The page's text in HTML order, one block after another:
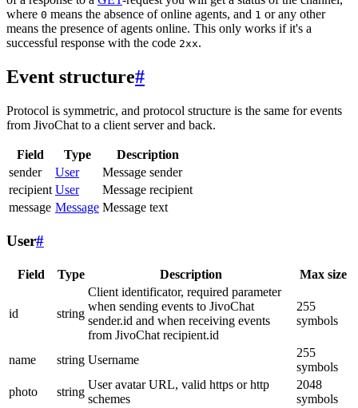
where 0 means the absence of online agents, and 1 or any other
means the presence of agents online. This only works if it's a
successful response with the code 2xx.
Event structure#
Protocol is symmetric, and protocol structure is the same for events
from JivoChat to a client server and back.
Field Type
Description
sender
User
Message sender
recipient User
Message recipient
message Message Message text
User#
Field Type Description Max size
id string
Client identificator, required parameter
when sending events to JivoChat
sender.id and when receiving events
from JivoChat recipient.id
255
symbols
name string Username
255
symbols
photo
string
User avatar URL, valid https or http
schemes
2048
symbols